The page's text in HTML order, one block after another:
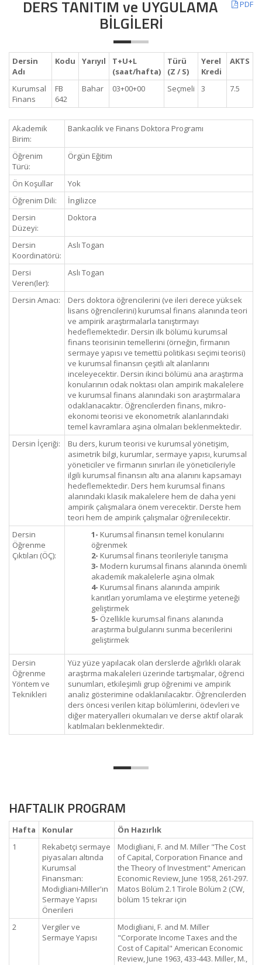
PDF
DERS TANITIM ve UYGULAMA
BİLGİLERİ
Dersin
Adı
Kodu Yarıyıl
T+U+L
(saat/hafta)
Türü
(Z / S)
Yerel
Kredi
AKTS
Kurumsal
Finans
FB
642
Bahar 03+00+00 Seçmeli 3 7.5
Akademik
Birim:
Bankacılık ve Finans Doktora Programı
Öğrenim
Türü:
Örgün Eğitim
Ön Koşullar
Yok
Öğrenim Dili:
İngilizce
Dersin
Düzeyi:
Doktora
Dersin
Koordinatörü:
Aslı Togan
Dersi
Veren(ler):
Aslı Togan
Dersin Amacı:
Ders doktora öğrencilerini (ve ileri derece yüksek
lisans öğrencilerini) kurumsal finans alanında teori
ve ampirik araştırmalarla tanıştırmayı
hedeflemektedir. Dersin ilk bölümü kurumsal
finans teorisinin temellerini (örneğin, firmanın
sermaye yapısı ve temettü politikası seçimi teorisi)
ve kurumsal finansın çeşitli alt alanlarını
inceleyecektir. Dersin ikinci bölümü ana araştırma
konularının odak noktası olan ampirik makalelere
ve kurumsal finans alanındaki son araştırmalara
odaklanacaktır. Öğrencilerden finans, mikro-
ekonomi teorisi ve ekonometrik alanlarındaki
temel kavramlara aşina olmaları beklenmektedir.
Dersin İçeriği:
Bu ders, kurum teorisi ve kurumsal yönetişim,
asimetrik bilgi, kurumlar, sermaye yapısı, kurumsal
yöneticiler ve firmanın sınırları ile yöneticileriyle
ilgili kurumsal finansın altı ana alanını kapsamayı
hedeflemektedir. Ders hem kurumsal finans
alanındaki klasik makalelere hem de daha yeni
ampirik çalışmalara önem verecektir. Derste hem
teori hem de ampirik çalışmalar öğrenilecektir.
Dersin
Öğrenme
Çıktıları (ÖÇ):
1- Kurumsal finansın temel konularını
öğrenmek
2- Kurumsal finans teorileriyle tanışma
3- Modern kurumsal finans alanında önemli
akademik makalelerle aşina olmak
4- Kurumsal finans alanında ampirik
kanıtları yorumlama ve eleştirme yeteneği
geliştirmek
5- Özellikle kurumsal finans alanında
araştırma bulgularını sunma becerilerini
geliştirmek
Dersin
Öğrenme
Yöntem ve
Teknikleri
Yüz yüze yapılacak olan derslerde ağırlıklı olarak
araştırma makaleleri üzerinde tartışmalar, öğrenci
sunumları, etkileşimli grup öğrenimi ve ampirik
analiz gösterimine odaklanılacaktır. Öğrencilerden
ders öncesi verilen kitap bölümlerini, ödevleri ve
diğer materyalleri okumaları ve derse aktif olarak
katılmaları beklenmektedir.
HAFTALIK PROGRAM
Hafta Konular
Ön Hazırlık
1
Rekabetçi sermaye
piyasaları altında
Kurumsal
Finansman:
Modigliani-Miller'ın
Sermaye Yapısı
Önerileri
Modigliani, F. and M. Miller "The Cost
of Capital, Corporation Finance and
the Theory of Investment" American
Economic Review, June 1958, 261-297.
Matos Bölüm 2.1 Tirole Bölüm 2 (CW,
bölüm 15 tekrar için
2
Vergiler ve
Sermaye Yapısı
Modigliani, F. and M. Miller
"Corporate Income Taxes and the
Cost of Capital" American Economic
Review, June 1963, 433-443. Miller, M.,